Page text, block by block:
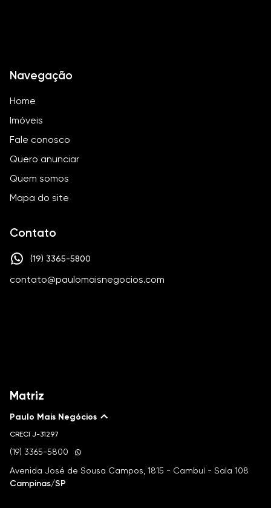
Navegação
Home
Imóveis
Fale conosco
Quero anunciar
Quem somos
Mapa do site
Contato
(19) 3365-5800
contato@paulomaisnegocios.com
Matriz
Paulo Mais Negócios
CRECI J-31297
(19) 3365-5800
Avenida José de Sousa Campos, 1815 - Cambuí - Sala 108
Campinas/SP